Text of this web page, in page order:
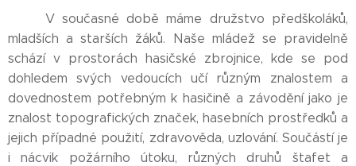
V současné době máme družstvo předškoláků,
mladších a starších žáků. Naše mládež se pravidelně
schází v prostorách hasičské zbrojnice, kde se pod
dohledem svých vedoucích učí různým znalostem a
dovednostem potřebným k hasičině a závodění jako je
znalost topografických značek, hasebních prostředků a
jejich případné použití, zdravověda, uzlování. Součástí je
i nácvik požárního útoku, různých druhů štafet a